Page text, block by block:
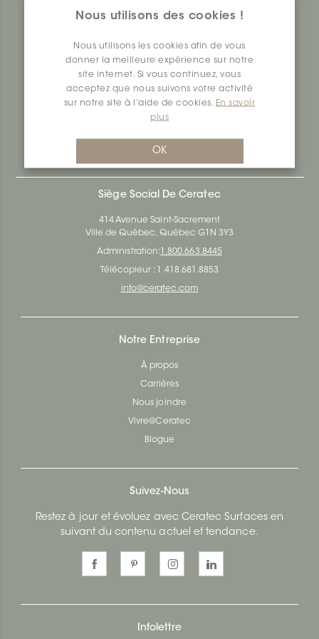
Nous utilisons des cookies !
Nous utilisons les cookies afin de vous
donner la meilleure expérience sur notre
site internet. Si vous continuez, vous
acceptez que nous suivons votre activité
sur notre site à l’aide de cookies. En savoir
plus
OK
sommes une compagnie québécoise de céramique
distribution de surfaces en céramique et en vinyle pour
tous les besoins d'architecture, de construction et de
design d'intérieur. Depuis 70 ans, nous nous investissons
dans la recherche, l’innovation, la durabilité, ainsi que la
responsabilité environnementale et sociale.
Ceratec Surfaces - Votre garantie d'expertise dans
commercial.
Siège Social De Ceratec
414 Avenue Saint-Sacrement
Ville de Québec, Québec G1N 3Y3
Administration: 1.800.663.8445
Télécopieur : 1.418.681.8853
info@ceratec.com
Notre Entreprise
À propos
Carrières
Nous joindre
Vivre@Ceratec
Blogue
Suivez-Nous
Restez à jour et évoluez avec Ceratec Surfaces en
suivant du contenu actuel et tendance.
Infolettre